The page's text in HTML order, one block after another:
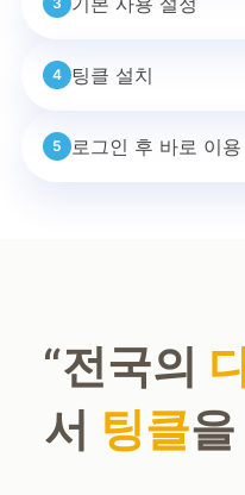
4 팅클 설치
5 로그인 후 바로 이용
“전국의
서 팅클